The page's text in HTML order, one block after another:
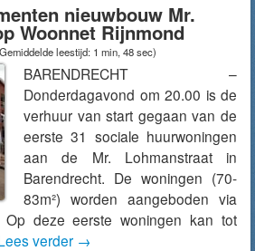
nieuwbouw Mr.
Woonnet Rijnmond
leestijd: 1 min, 48 sec)
BARENDRECHT –
Donderdagavond om 20.00 is de
verhuur van start gegaan van de
eerste 31 sociale huurwoningen
aan de Mr. Lohmanstraat in
Barendrecht. De woningen (70-
83m²) worden aangeboden via
Op deze eerste woningen kan tot
verder →